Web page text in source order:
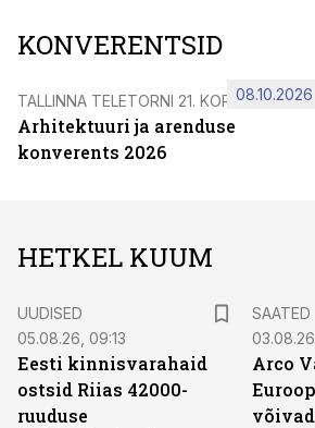
KONVERENTSID
TALLINNA TELETORNI 21. KORRUSEL
Arhitektuuri ja arenduse
konverents 2026
08.10.2026
HETKEL KUUM
UUDISED
05.08.26, 09:13
Eesti kinnisvarahaid
ostsid Riias 42000-
ruuduse
SAATED
Arco